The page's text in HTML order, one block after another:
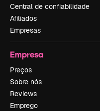
Central de confiabilidade
Afiliados
Empresas
Empresa
Preços
Sobre nós
Reviews
Emprego